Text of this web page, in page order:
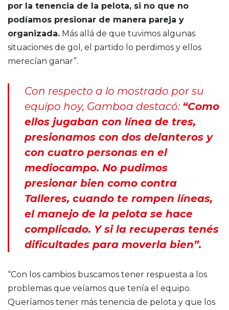
por la tenencia de la pelota, si no que no
podíamos presionar de manera pareja y
organizada. Más allá de que tuvimos algunas
situaciones de gol, el partido lo perdimos y ellos
merecían ganar”.
Con respecto a lo mostrado por su
equipo hoy, Gamboa destacó: “Como
ellos jugaban con línea de tres,
presionamos con dos delanteros y
con cuatro personas en el
mediocampo. No pudimos
presionar bien como contra
Talleres, cuando te rompen líneas,
el manejo de la pelota se hace
complicado. Y si la recuperas tenés
dificultades para moverla bien”.
“Con los cambios buscamos tener respuesta a los
problemas que veíamos que tenía el equipo.
Queríamos tener más tenencia de pelota y que los